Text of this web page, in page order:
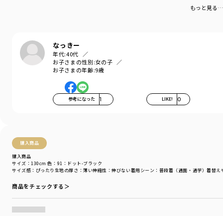
もっと見る…
なっきー
年代:40代
お子さまの性別:女の子
お子さまの年齢:9歳
参考になった 1 LIKE! 0
購入商品
購入商品
サイズ感 ：ぴったり 生地の厚さ ：薄い伸縮性 ：伸びない着用シーン ：普段着（通園・通学）着替え
サイズ：130cm 色：91：ドット-ブラック
商品をチェックする＞